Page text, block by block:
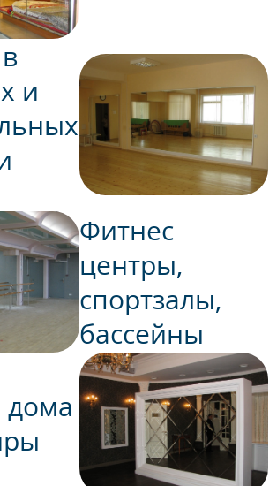
и
Фитнес
центры,
спортзалы,
бассейны
дома